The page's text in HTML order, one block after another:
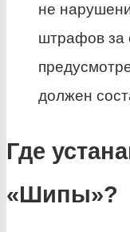
не
штрафов за
должен
Где
«Шипы»?